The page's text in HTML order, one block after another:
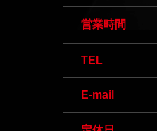
営業時間
TEL
E-mail